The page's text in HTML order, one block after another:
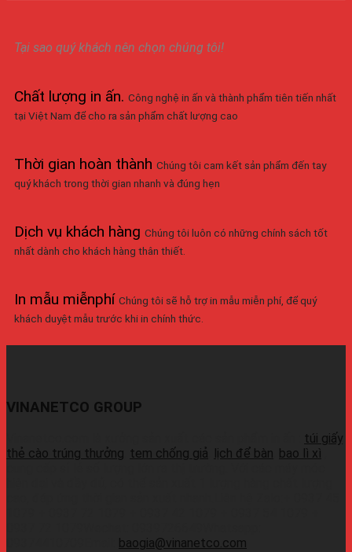
Tại sao quý khách nên chọn chúng tôi!
Chất lượng in ấn. Công nghệ in ấn và thành phẩm tiên tiến nhất
tại Việt Nam để cho ra sản phẩm chất lượng cao
Thời gian hoàn thành Chúng tôi cam kết sản phẩm đến tay
quý khách trong thời gian nhanh và đúng hẹn
Dịch vụ khách hàng Chúng tôi luôn có những chính sách tốt
nhất dành cho khách hàng thân thiết.
In mẫu miễnphí Chúng tôi sẽ hỗ trợ in mẫu miễn phí, để quý
khách duyệt mẫu trước khi in chính thức.
VINANETCO GROUP
túi giấy
thẻ cào trúng thưởng tem chống giả lịch để bàn bao lì xì
baogia@vinanetco.com